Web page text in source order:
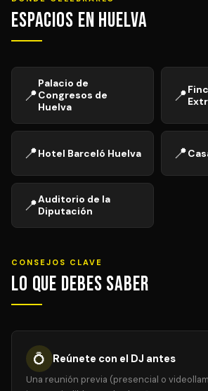
Espacios en Huelva
📍
Palacio de
Congresos de
Huelva
📍
📍Hotel Barceló Huelva 📍
📍Auditorio de la
Diputación
CONSEJOS CLAVE
Lo que debes saber
💍 Reúnete con el DJ antes
Una reunión previa (presencial o